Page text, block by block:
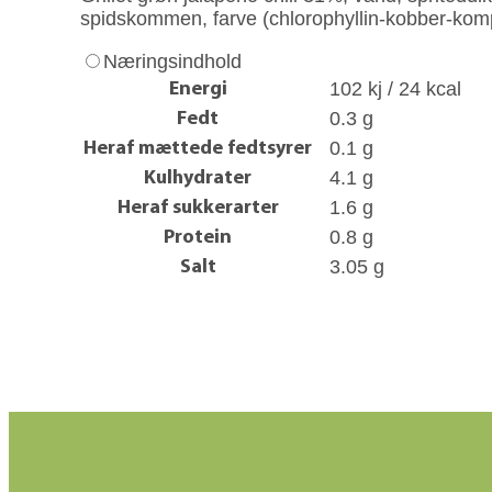
spidskommen, farve
Næringsindhold
Energi 102 kj / 24 kcal
Fedt 0.3 g
Heraf mættede fedtsyrer 0.1 g
Kulhydrater 4.1 g
Heraf sukkerarter 1.6 g
Protein 0.8 g
Salt 3.05 g